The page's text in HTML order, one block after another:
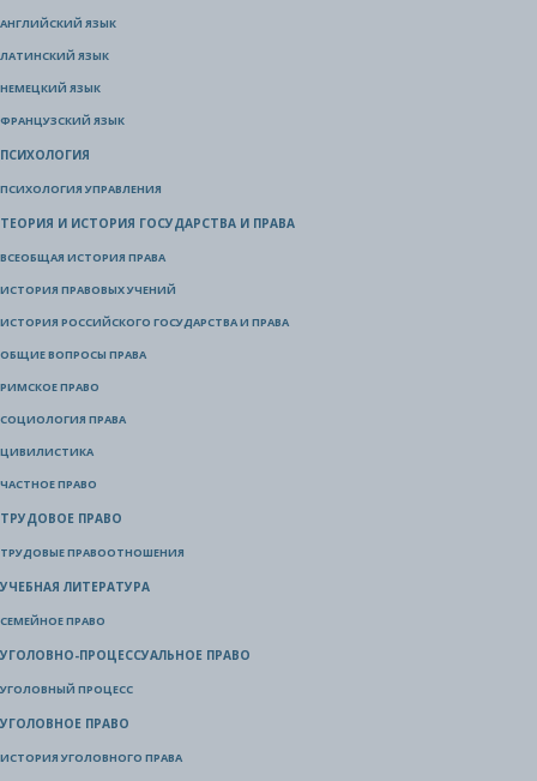
АНГЛИЙСКИЙ ЯЗЫК
ЛАТИНСКИЙ ЯЗЫК
НЕМЕЦКИЙ ЯЗЫК
ФРАНЦУЗСКИЙ ЯЗЫК
ПСИХОЛОГИЯ
ПСИХОЛОГИЯ УПРАВЛЕНИЯ
ТЕОРИЯ И ИСТОРИЯ ГОСУДАРСТВА И ПРАВА
ВСЕОБЩАЯ ИСТОРИЯ ПРАВА
ИСТОРИЯ ПРАВОВЫХ УЧЕНИЙ
ИСТОРИЯ РОССИЙСКОГО ГОСУДАРСТВА И ПРАВА
ОБЩИЕ ВОПРОСЫ ПРАВА
РИМСКОЕ ПРАВО
СОЦИОЛОГИЯ ПРАВА
ЦИВИЛИСТИКА
ЧАСТНОЕ ПРАВО
ТРУДОВОЕ ПРАВО
ТРУДОВЫЕ ПРАВООТНОШЕНИЯ
УЧЕБНАЯ ЛИТЕРАТУРА
СЕМЕЙНОЕ ПРАВО
УГОЛОВНО-ПРОЦЕССУАЛЬНОЕ ПРАВО
УГОЛОВНЫЙ ПРОЦЕСС
УГОЛОВНОЕ ПРАВО
ИСТОРИЯ УГОЛОВНОГО ПРАВА